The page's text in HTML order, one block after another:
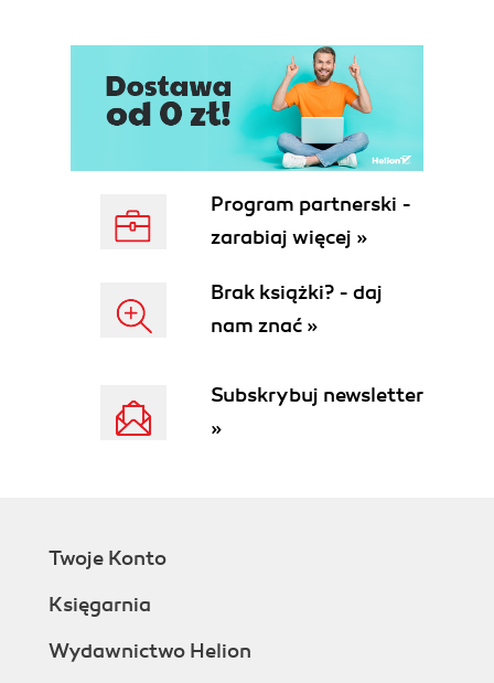
Program partnerski -
zarabiaj więcej »
Brak książki? - daj
nam znać »
Subskrybuj newsletter
»
Twoje Konto
Księgarnia
Wydawnictwo Helion